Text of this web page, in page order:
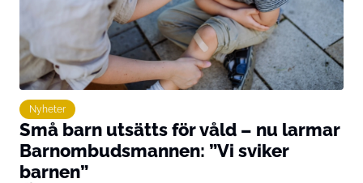
Nyheter
Små barn utsätts för våld – nu larmar
Barnombudsmannen: ”Vi sviker
barnen”